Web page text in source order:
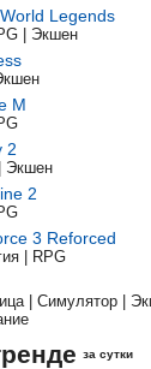
Legends
| Экшен
M
2
Экшен
2
3 Reforced
| RPG
| Симулятор |
за сутки